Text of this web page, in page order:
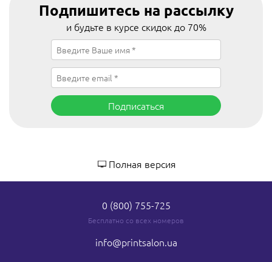
Подпишитесь на рассылку
и будьте в курсе скидок до 70%
Подписаться
Полная версия
0 (800) 755-725
Бесплатно со всех номеров
info@printsalon.ua